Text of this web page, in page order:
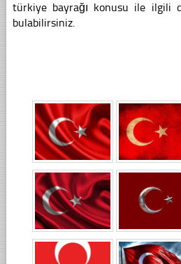
türkiye bayrağı konusu ile ilgili
bulabilirsiniz.